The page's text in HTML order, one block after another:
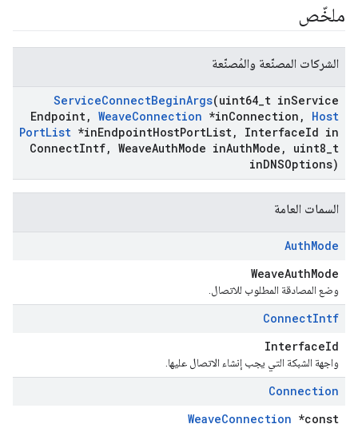
ملخّص
الشركات المصنّعة والمُصنّعة
ServiceConnectBeginArgs(uint64 t inService
Endpoint, WeaveConnection *inConnection ,
Host
PortList *inEndpointHostPortList, InterfaceId in
ConnectIntf, WeaveAuthMode inAuthMode , uint8 t
inDNSOptions)
السمات العامة
AuthMode
WeaveAuthMode
وضع المصادقة المطلوب للاتصال.
ConnectIntf
InterfaceId
واجهة الشبكة التي يجب إنشاء الاتصال عليها.
Connection
WeaveConnection *const